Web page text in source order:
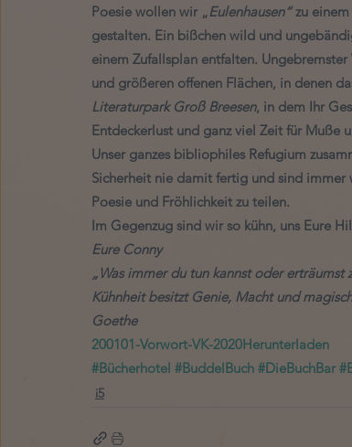
Poesie wollen wir „Eulenhausen“ zu einem
gestalten. Ein bißchen wild und
einem Zufallsplan entfalten.
und größeren offenen Flächen, in denen
Literaturpark Groß Breesen, in dem Ihr
Entdeckerlust und ganz viel Zeit für
Unser ganzes bibliophiles Refugium
Sicherheit nie damit fertig und sind immer
Poesie und Fröhlichkeit zu teilen.
Im Gegenzug sind wir so kühn, uns Eure
Eure Conny
„Was immer du tun kannst oder erträumst
Kühnheit besitzt Genie, Macht und
Goethe
200101-Vorwort-VK-2020Herunterladen
#Bücherhotel #BuddelBuch #DieBuchBar
i5